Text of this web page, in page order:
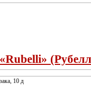
10 д